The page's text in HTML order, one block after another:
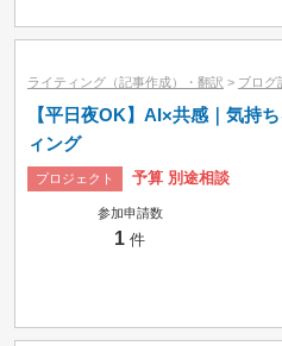
タスク
ライティング（記事作成）・翻訳 > ブログ
【平日夜OK】AI×共感｜気持
ィング
プロジェクト 予算 別途相談
参加申請数
1 件